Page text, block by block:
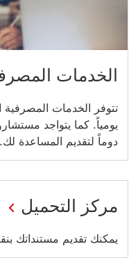
الخدمات
يومياً. كما يتواجد
دوماً لتقديم المساعدة لك.
مركز التحميل
يمكنك تقديم مستنداتك